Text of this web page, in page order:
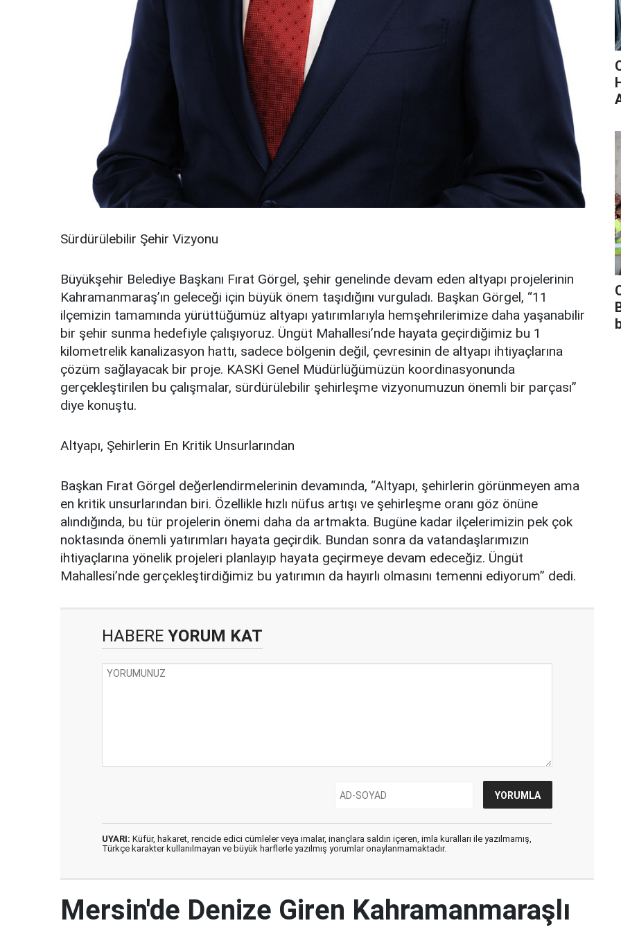
Sürdürülebilir Şehir Vizyonu
Büyükşehir Belediye Başkanı Fırat Görgel, şehir genelinde devam eden altyapı projelerinin
Kahramanmaraş’ın geleceği için büyük önem taşıdığını vurguladı. Başkan Görgel, “11
ilçemizin tamamında yürüttüğümüz altyapı yatırımlarıyla hemşehrilerimize daha yaşanabilir
bir şehir sunma hedefiyle çalışıyoruz. Üngüt Mahallesi’nde hayata geçirdiğimiz bu 1
kilometrelik kanalizasyon hattı, sadece bölgenin değil, çevresinin de altyapı ihtiyaçlarına
çözüm sağlayacak bir proje. KASKİ Genel Müdürlüğümüzün koordinasyonunda
gerçekleştirilen bu çalışmalar, sürdürülebilir şehirleşme vizyonumuzun önemli bir parçası”
diye konuştu.
Altyapı, Şehirlerin En Kritik Unsurlarından
Başkan Fırat Görgel değerlendirmelerinin devamında, “Altyapı, şehirlerin görünmeyen ama
en kritik unsurlarından biri. Özellikle hızlı nüfus artışı ve şehirleşme oranı göz önüne
alındığında, bu tür projelerin önemi daha da artmakta. Bugüne kadar ilçelerimizin pek çok
noktasında önemli yatırımları hayata geçirdik. Bundan sonra da vatandaşlarımızın
ihtiyaçlarına yönelik projeleri planlayıp hayata geçirmeye devam edeceğiz. Üngüt
Mahallesi’nde gerçekleştirdiğimiz bu yatırımın da hayırlı olmasını temenni ediyorum” dedi.
HABERE YORUM KAT
UYARI: Küfür, hakaret, rencide edici cümleler veya imalar, inançlara saldırı içeren, imla kuralları ile yazılmamış,
Türkçe karakter kullanılmayan ve büyük harflerle yazılmış yorumlar onaylanmamaktadır.
Mersin'de Denize Giren Kahramanmaraşlı